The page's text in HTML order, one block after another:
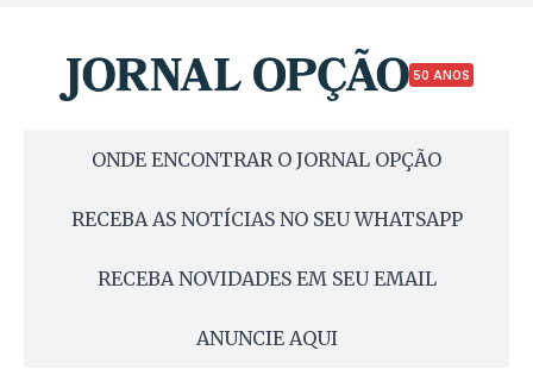
50 ANOS
ONDE ENCONTRAR O JORNAL OPÇÃO
RECEBA AS NOTÍCIAS NO SEU WHATSAPP
RECEBA NOVIDADES EM SEU EMAIL
ANUNCIE AQUI